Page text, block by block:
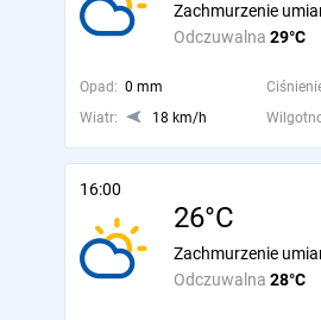
Odczuwalna 29°C
Zachmurzenie
Opad: 0 mm
Wiatr:
18 km/h
16:00
26°C
Odczuwalna 28°C
Zachmurzenie